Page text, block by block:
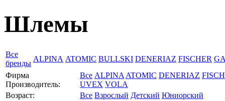
Шлемы
Все
бренды
ALPINA ATOMIC BULLSKI DENERIAZ FISCHER
Фирма
Производитель:
Все ALPINA ATOMIC DENERIAZ
UVEX VOLA
Возраст:
Все Взрослый Детский Юниорский